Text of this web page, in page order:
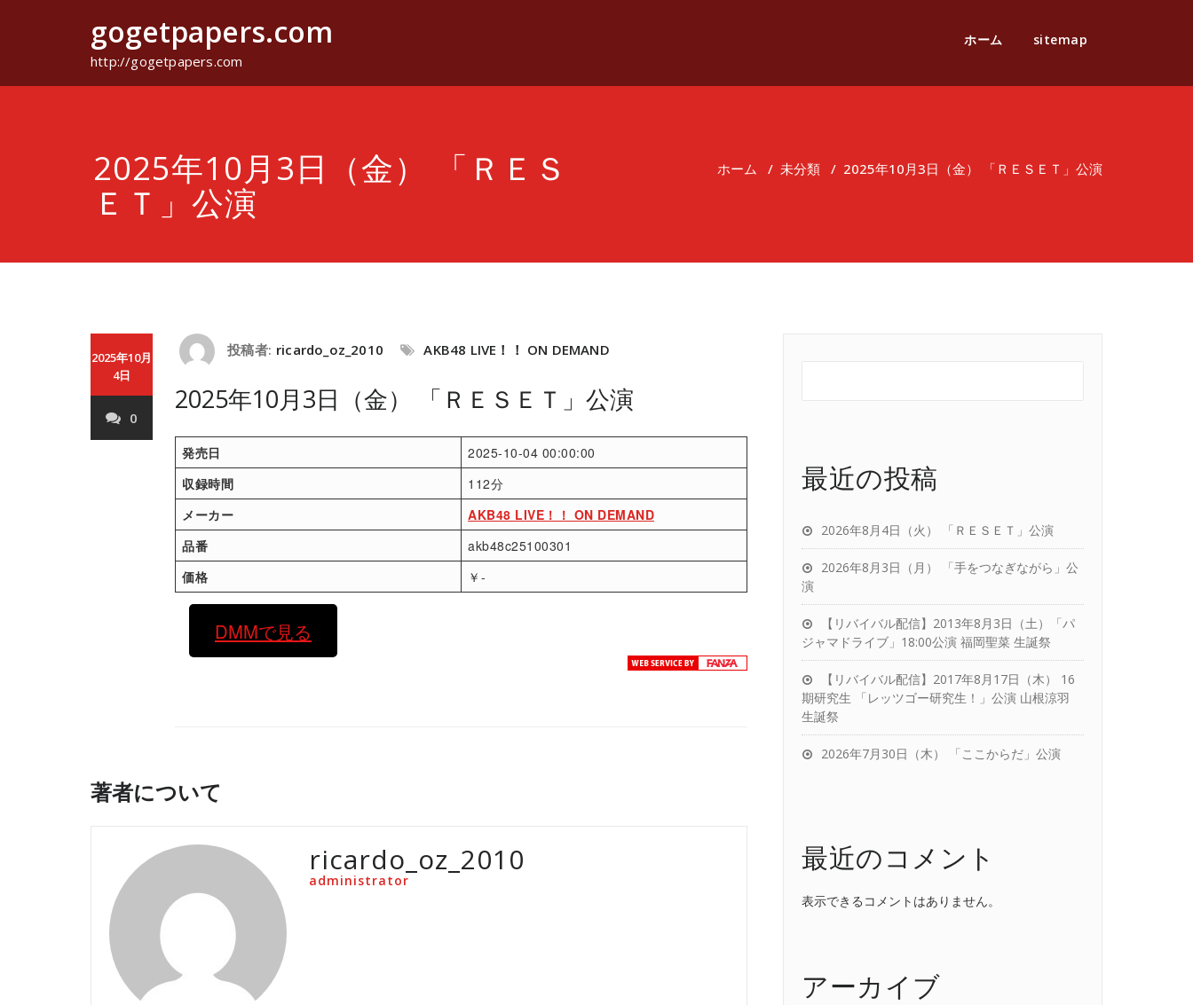
gogetpapers.com
http://gogetpapers.com
ホーム sitemap
2025年10月3日（金） 「ＲＥＳ
ＥＴ」公演
ホーム / 未分類 / 2025年10月3日（金） 「ＲＥＳＥＴ」公演
2025年10月
4日
0
投稿者: ricardo_oz_2010 AKB48 LIVE！！ ON DEMAND
2025年10月3日（金） 「ＲＥＳＥＴ」公演
発売日
2025-10-04 00:00:00
収録時間
112分
メーカー
AKB48 LIVE！！ ON DEMAND
品番
akb48c25100301
価格
￥-
DMMで見る
著者について
ricardo_oz_2010
administrator
最近の投稿
2026年8月4日（火） 「ＲＥＳＥＴ」公演
2026年8月3日（月） 「手をつなぎながら」公
演
【リバイバル配信】2013年8月3日（土）「パ
ジャマドライブ」18:00公演 福岡聖菜 生誕祭
【リバイバル配信】2017年8月17日（木） 16
期研究生 「レッツゴー研究生！」公演 山根涼羽
生誕祭
2026年7月30日（木） 「ここからだ」公演
最近のコメント
表示できるコメントはありません。
アーカイブ